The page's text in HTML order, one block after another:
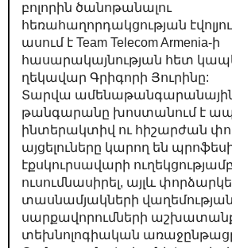
բոլորին ծանոթանալու
հեռահաղորդակցության
ասում է Team Telecom Armenia-ի
հասարակայնության հետ
ղեկավար Գրիգորի Յուրինը:
Տարվա
թանգարանը խոստանում է
ինտերակտիվ ու հիշարժան
այցելուները կարող են
էքսկուրսավարի
ուսումնասիրել, այլև
տասնամյակների
սարքավորումների
տեխնոլոգիական